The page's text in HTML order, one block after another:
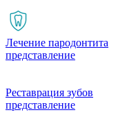
Лечение пародонтита
представление
Реставрация зубов
представление